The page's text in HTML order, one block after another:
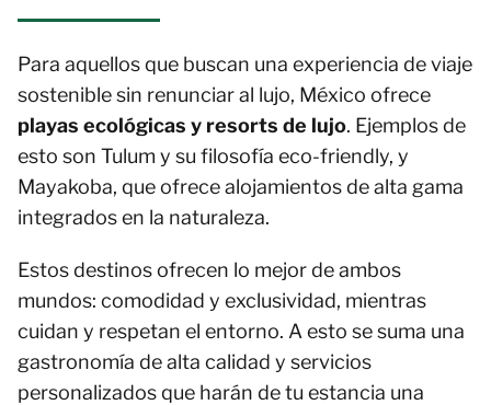
Para aquellos que buscan una experiencia de viaje
sostenible sin renunciar al lujo, México ofrece
playas ecológicas y resorts de lujo. Ejemplos de
esto son Tulum y su filosofía eco-friendly, y
Mayakoba, que ofrece alojamientos de alta gama
integrados en la naturaleza.
Estos destinos ofrecen lo mejor de ambos
mundos: comodidad y exclusividad, mientras
cuidan y respetan el entorno. A esto se suma una
gastronomía de alta calidad y servicios
personalizados que harán de tu estancia una